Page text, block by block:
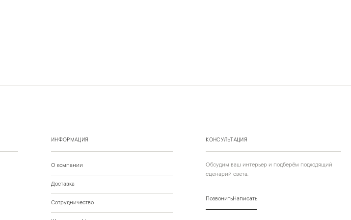
КОНСУЛЬТАЦИЯ
Обсудим ваш интерьер и подберём подходящий
сценарий света.
ПозвонитьНаписать
ИНФОРМАЦИЯ
О компании
Доставка
Сотрудничество